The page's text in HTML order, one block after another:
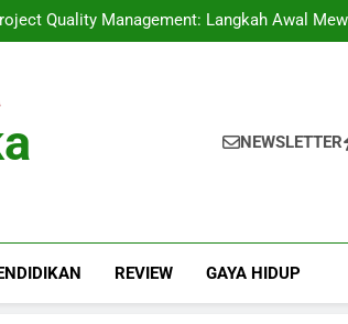
Quality Management: Langkah Awal
Proyektor Lengkap dengan Instalasi,
Quality Management: Langkah Awal
Hukum Ketenagakerjaan di Indonesia
Kepatuhan dan
NEWSLETTER
REVIEW GAYA HIDUP